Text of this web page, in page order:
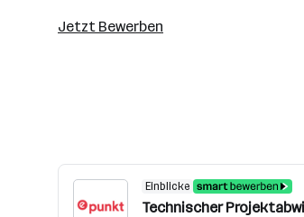
Jetzt Bewerben
Einblicke
Technischer